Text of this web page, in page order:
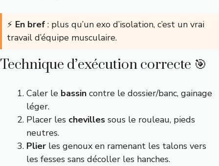
⚡ En bref : plus qu’un exo d’isolation, c’est un vrai
travail d’équipe musculaire.
Technique d’exécution correcte 🎯
Caler le bassin contre le dossier/banc, gainage
léger.
Placer les chevilles sous le rouleau, pieds
neutres.
Plier les genoux en ramenant les talons vers
les fesses sans décoller les hanches.